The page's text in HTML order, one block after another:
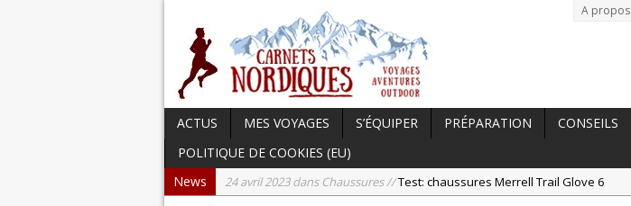
A propos
ACTUS MES VOYAGES S’ÉQUIPER PRÉPARATION CONSEILS
POLITIQUE DE COOKIES (EU)
News
24 avril 2023 dans Chaussures //Test: chaussures Merrell Trail Glove 6